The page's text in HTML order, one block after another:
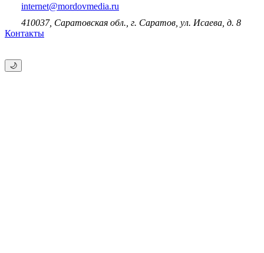
internet@mordovmedia.ru
410037, Саратовская обл., г. Саратов, ул. Исаева, д. 8
Контакты
🌙